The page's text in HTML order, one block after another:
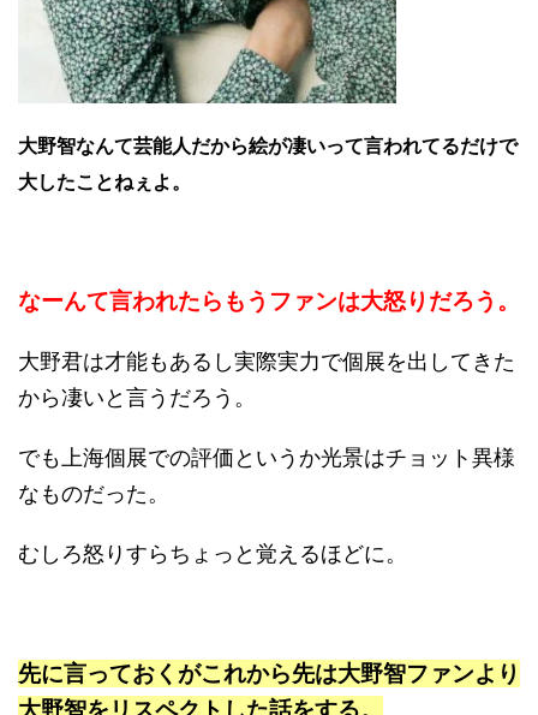
大野智なんて芸能人だから絵が凄いって言われてるだけで
大したことねぇよ。
なーんて言われたらもうファンは大怒りだろう。
大野君は才能もあるし実際実力で個展を出してきた
から凄いと言うだろう。
でも上海個展での評価というか光景はチョット異様
なものだった。
むしろ怒りすらちょっと覚えるほどに。
先に言っておくがこれから先は大野智ファンより